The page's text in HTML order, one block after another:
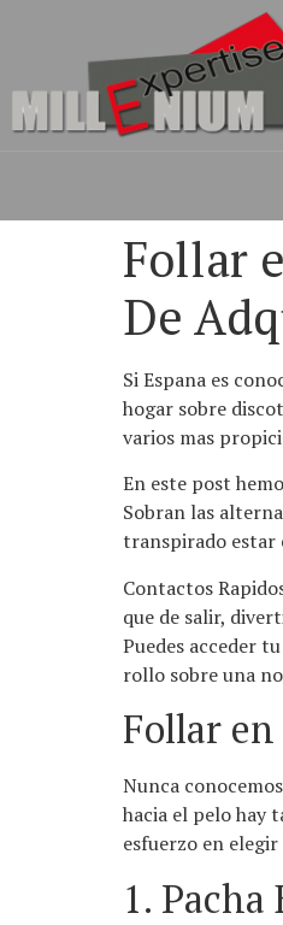
Follar
De
Si Espana es
hogar sobre
varios mas
En este post
Sobran las
transpirado estar
Contactos
que de salir,
Puedes acceder
rollo sobre una
Follar
Nunca
hacia el pelo hay
esfuerzo en
1. Pacha